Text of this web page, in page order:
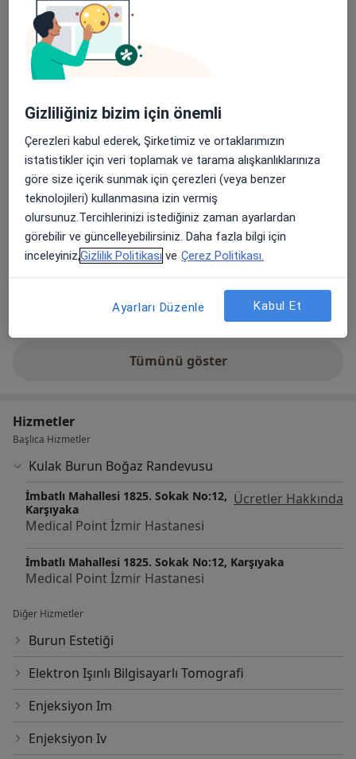
Görülen hasta/danışanlar
Yetişkin (İlgili adreslerde)
Çocuk (İlgili adreslerde)
Konsültasyon türleri
Fotoğraflar ve videolar
Galeriyi görüntüle (1)
Tümünü gösterdeneyim hakkında
Hizmetler
Başlıca Hizmetler
Kulak Burun Boğaz Randevusu
İmbatlı Mahallesi 1825. Sokak No:12,
Karşıyaka
Ücretler Hakkında
Medical Point İzmir Hastanesi
İmbatlı Mahallesi 1825. Sokak No:12, Karşıyaka
Medical Point İzmir Hastanesi
Diğer Hizmetler
Burun Estetiği
Elektron Işınlı Bilgisayarlı Tomografi
Enjeksiyon Im
Enjeksiyon Iv
Gizliliğiniz bizim için önemli
Çerezleri kabul ederek, Şirketimiz ve ortaklarımızın
istatistikler için veri toplamak ve tarama alışkanlıklarınıza
göre size içerik sunmak için çerezleri (veya benzer
teknolojileri) kullanmasına izin vermiş
olursunuz.Tercihlerinizi istediğiniz zaman ayarlardan
görebilir ve güncelleyebilirsiniz. Daha fazla bilgi için
inceleyiniz,Gizlilik Politikası ve Çerez Politikası.
Ayarları Düzenle Kabul Et